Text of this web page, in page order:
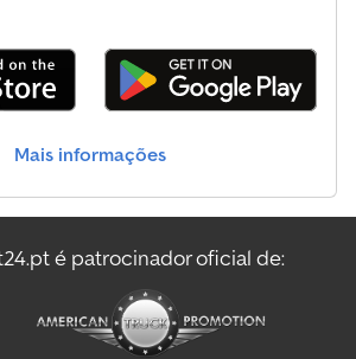
Mais informações
é patrocinador oficial de: